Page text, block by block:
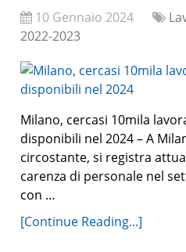
10 Gennaio 2024
2022-2023
Milano, cercasi 10mila
disponibili nel 2024 – A
circostante, si registra
carenza di personale nel
con …
[Continue Reading...]